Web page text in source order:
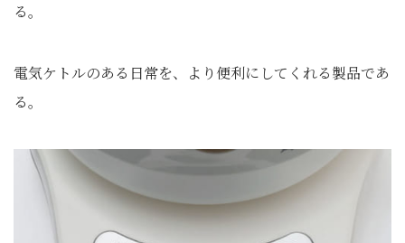
る。
電気ケトルのある日常を、より便利にしてくれる製品であ
る。